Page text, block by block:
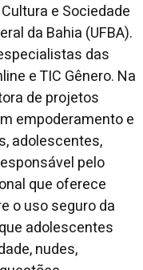
e Sociedade
da Bahia (UFBA).
das
e TIC Gênero. Na
de projetos
empoderamento e
adolescentes,
pelo
que oferece
o uso seguro da
adolescentes
nudes,